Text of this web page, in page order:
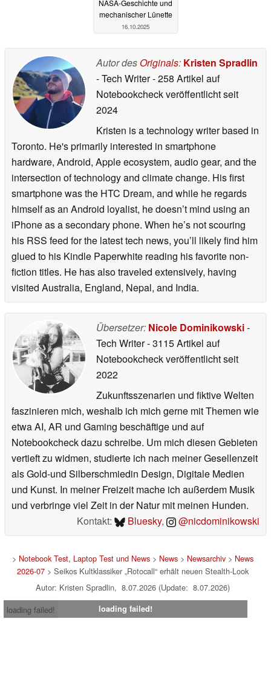
NASA-Geschichte und
mechanischer Lünette
16.10.2025
Autor des Originals: Kristen Spradlin
- Tech Writer- 258 Artikel auf
Notebookcheck veröffentlichtseit
2024
Kristen is a technology writer based in
Toronto. He's primarily interested in smartphone
hardware, Android, Apple ecosystem, audio gear, and the
intersection of technology and climate change. His first
smartphone was the HTC Dream, and while he regards
himself as an Android loyalist, he doesn’t mind using an
iPhone as a secondary phone. When he’s not scouring
his RSS feed for the latest tech news, you’ll likely find him
glued to his Kindle Paperwhite reading his favorite non-
fiction titles. He has also traveled extensively, having
visited Australia, England, Nepal, and India.
Übersetzer: Nicole Dominikowski-
Tech Writer- 3115 Artikel auf
Notebookcheck veröffentlichtseit
2022
Zukunftsszenarien und fiktive Welten
faszinieren mich, weshalb ich mich gerne mit Themen wie
etwa AI, AR und Gaming beschäftige und auf
Notebookcheck dazu schreibe. Um mich diesen Gebieten
vertieft zu widmen, studierte ich nach meiner Gesellenzeit
als Gold-und Silberschmiedin Design, Digitale Medien
und Kunst. In meiner Freizeit mache ich außerdem Musik
und verbringe viel Zeit in der Natur mit meinen Hunden.
Kontakt:
Bluesky, @nicdominikowski
> Notebook Test, Laptop Test und News> News> Newsarchiv> News
2026-07> Seikos Kultklassiker „Rotocall“ erhält neuen Stealth-Look
Autor: Kristen Spradlin, 8.07.2026 (Update: 8.07.2026)
loading failed!
loading failed!